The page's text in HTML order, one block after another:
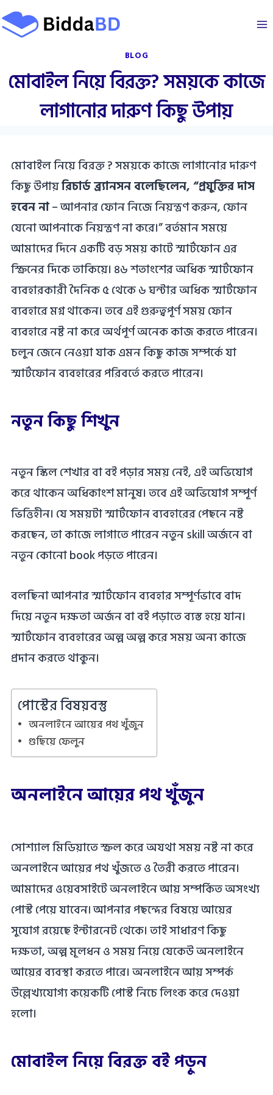
Skip
to
BLOG
মোবাইল নিয়ে বিরক্ত? সময়কে কাজে
লাগানোর দারুণ কিছু উপায়
মোবাইল নিয়ে বিরক্ত ? সময়কে কাজে লাগানোর দারুণ
কিছু উপায়রিচার্ড ব্র‍্যানসন বলেছিলেন, “প্রযুক্তির দাস
হবেন না– আপনার ফোন নিজে নিয়ন্ত্রণ করুন, ফোন
যেনো আপনাকে নিয়ন্ত্রণ না করে।” বর্তমান সময়ে
আমাদের দিনে একটি বড় সময় কাটে স্মার্টফোন এর
স্ক্রিনের দিকে তাকিয়ে। ৪৬ শতাংশের অধিক স্মার্টফোন
ব্যবহারকারী দৈনিক ৫ থেকে ৬ ঘন্টার অধিক স্মার্টফোন
ব্যবহারে মগ্ন থাকেন। তবে এই গুরুত্বপূর্ণ সময় ফোন
ব্যবহারে নষ্ট না করে অর্থপূর্ণ অনেক কাজ করতে পারেন।
চলুন জেনে নেওয়া যাক এমন কিছু কাজ সম্পর্কে যা
স্মার্টফোন ব্যবহারের পরিবর্তে করতে পারেন।
নতুন কিছু শিখুন
নতুন স্কিল শেখার বা বই পড়ার সময় নেই, এই অভিযোগ
করে থাকেন অধিকাংশ মানুষ। তবে এই অভিযোগ সম্পূর্ণ
ভিত্তিহীন। যে সময়টা স্মার্টফোন ব্যবহারের পেছনে নষ্ট
করছেন, তা কাজে লাগাতে পারেন নতুন skill অর্জনে বা
নতুন কোনো book পড়তে পারেন।
বলছিনা আপনার স্মার্টফোন ব্যবহার সম্পূর্ণভাবে বাদ
দিয়ে নতুন দক্ষতা অর্জন বা বই পড়াতে ব্যস্ত হয়ে যান।
স্মার্টফোন ব্যবহারের অল্প অল্প করে সময় অন্য কাজে
প্রদান করতে থাকুন।
পোস্টের বিষয়বস্তু
অনলাইনে আয়ের পথ খুঁজুন
গুছিয়ে ফেলুন
অনলাইনে আয়ের পথ খুঁজুন
সোশ্যাল মিডিয়াতে স্ক্রল করে অযথা সময় নষ্ট না করে
অনলাইনে আয়ের পথ খুঁজতে ও তৈরী করতে পারেন।
আমাদের ওয়েবসাইটে অনলাইনে আয় সম্পর্কিত অসংখ্য
পোস্ট পেয়ে যাবেন৷ আপনার পছন্দের বিষয়ে আয়ের
সুযোগ রয়েছে ইন্টারনেট থেকে। তাই সাধারণ কিছু
দক্ষতা, অল্প মূলধন ও সময় নিয়ে যেকেউ অনলাইনে
আয়ের ব্যবস্থা করতে পারে। অনলাইনে আয় সম্পর্ক
উল্লেখ্যযোগ্য কয়েকটি পোস্ট নিচে লিংক করে দেওয়া
হলো।
মোবাইল নিয়ে বিরক্ত বই পড়ুন